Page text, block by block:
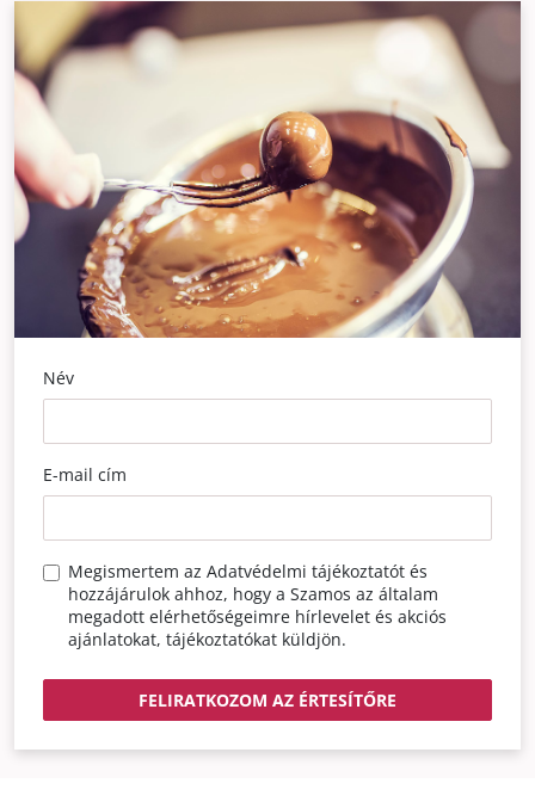
Név
E-mail cím
Megismertem az Adatvédelmi tájékoztatót és
hozzájárulok ahhoz, hogy a Szamos az általam
megadott elérhetőségeimre hírlevelet és akciós
ajánlatokat, tájékoztatókat küldjön.
FELIRATKOZOM AZ ÉRTESÍTŐRE